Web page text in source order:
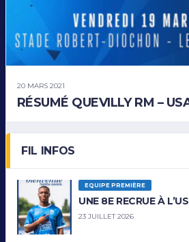
20 MARS 2021
RÉSUMÉ QUEVILLY RM –
FIL INFOS
EQUIPE PREMIÈRE
UNE 8E RECRUE À
23 JUILLET 2026